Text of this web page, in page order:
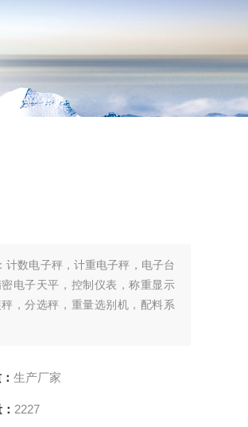
计数电子秤，计重电子秤，电子台
电子天平，控制仪表，称重显示
，分选秤，重量选别机，配料系
生产厂家
2227